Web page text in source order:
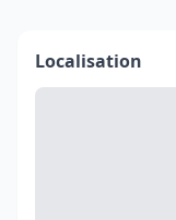
Localisation